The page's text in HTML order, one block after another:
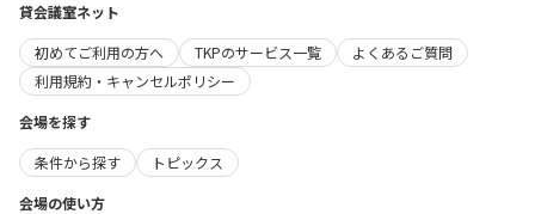
貸会議室ネット
初めてご利用の方へ
TKPのサービス一覧
よくあるご質問
利用規約・キャンセルポリシー
会場を探す
条件から探す
トピックス
会場の使い方